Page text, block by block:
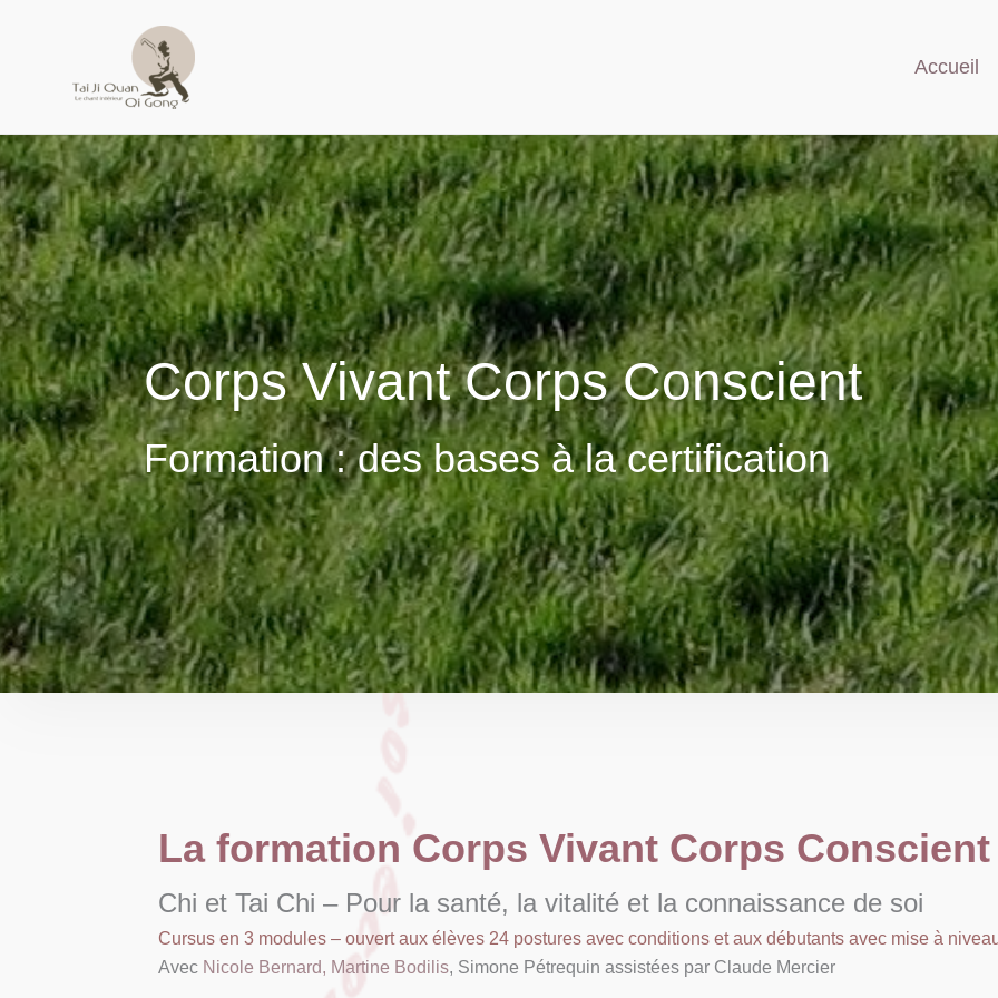
Accueil
Corps Vivant Corps Conscient
Formation : des bases à la certification
La formation Corps Vivant Corps Conscient
Chi et Tai Chi – Pour la santé, la vitalité et la connaissance de soi
Cursus en 3 modules – ouvert aux élèves 24 postures avec conditions et aux débutants avec mise à
Avec Nicole Bernard, Martine Bodilis, Simone Pétrequin assistées par Claude Mercier